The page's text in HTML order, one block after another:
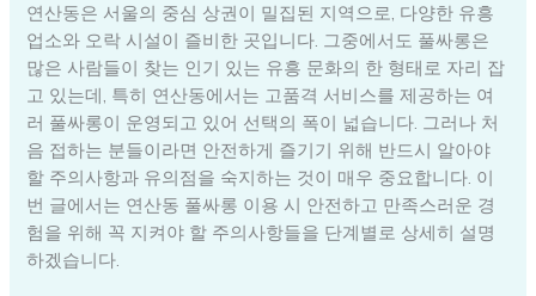
연산동은 서울의 중심 상권이 밀집된 지역으로, 다양한 유흥
업소와 오락 시설이 즐비한 곳입니다. 그중에서도 풀싸롱은
많은 사람들이 찾는 인기 있는 유흥 문화의 한 형태로 자리 잡
고 있는데, 특히 연산동에서는 고품격 서비스를 제공하는 여
러 풀싸롱이 운영되고 있어 선택의 폭이 넓습니다. 그러나 처
음 접하는 분들이라면 안전하게 즐기기 위해 반드시 알아야
할 주의사항과 유의점을 숙지하는 것이 매우 중요합니다. 이
번 글에서는 연산동 풀싸롱 이용 시 안전하고 만족스러운 경
험을 위해 꼭 지켜야 할 주의사항들을 단계별로 상세히 설명
하겠습니다.